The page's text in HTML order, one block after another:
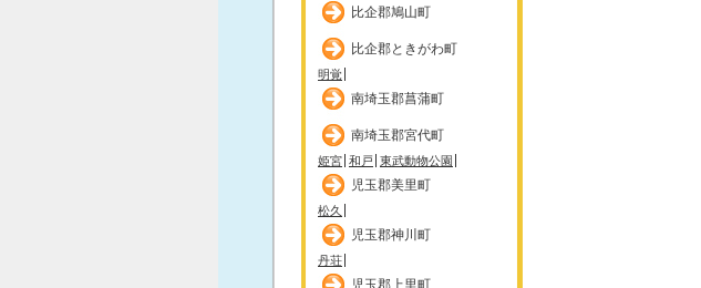
比企郡鳩山町
比企郡ときがわ町
明覚
南埼玉郡菖蒲町
南埼玉郡宮代町
姫宮 和戸 東武動物公園
児玉郡美里町
松久
児玉郡神川町
丹荘
児玉郡上里町